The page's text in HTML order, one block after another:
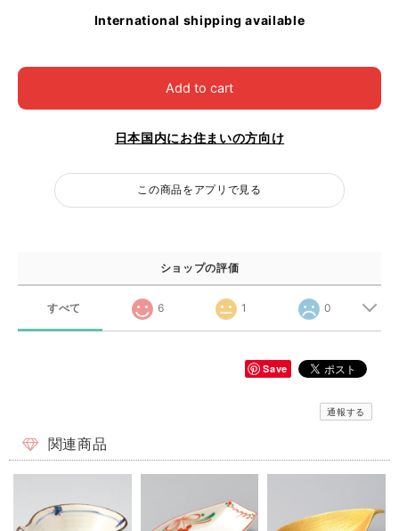
International shipping available
Add to cart
日本国内にお住まいの方向け
この商品をアプリで見る
ショップの評価
すべて 6 1 0
Save
通報する
関連商品